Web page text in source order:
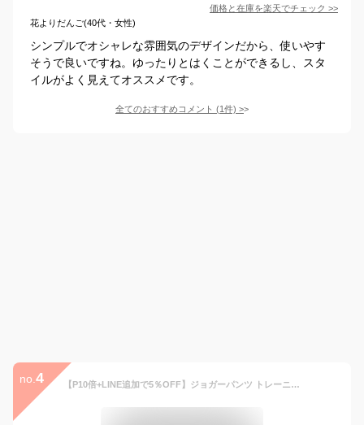
価格と在庫を楽天でチェック >>
花よりだんご(40代・女性)
シンプルでオシャレな雰囲気のデザインだから、使いやす
そうで良いですね。ゆったりとはくことができるし、スタ
イルがよく見えてオススメです。
全てのおすすめコメント (1件) >
no. 4 【P10倍+LINE追加で5％OFF】ジョガーパンツ トレーニングパンツ スポーツウェア パンツ ジム ウェアパンツ フィットネスウェア スポーツウェア ヨガ ダンス ピラティス ジャージ スゥエット 速乾 吸汗 伸縮 おしゃれ かわいい 洗濯